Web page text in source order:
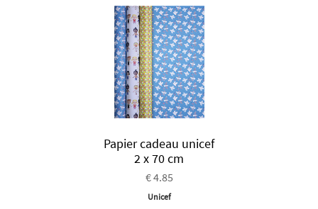
Papier cadeau unicef
2 x 70 cm
€ 4.85
Unicef